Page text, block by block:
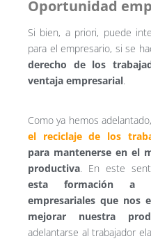
Oportunidad
Si bien, a priori, puede
para el empresario, si se
derecho de los
ventaja empresarial.
Como ya hemos
el reciclaje de los
para mantenerse en el
productiva. En este
esta formación a
empresariales que nos
mejorar nuestra
adelantarse al trabajador